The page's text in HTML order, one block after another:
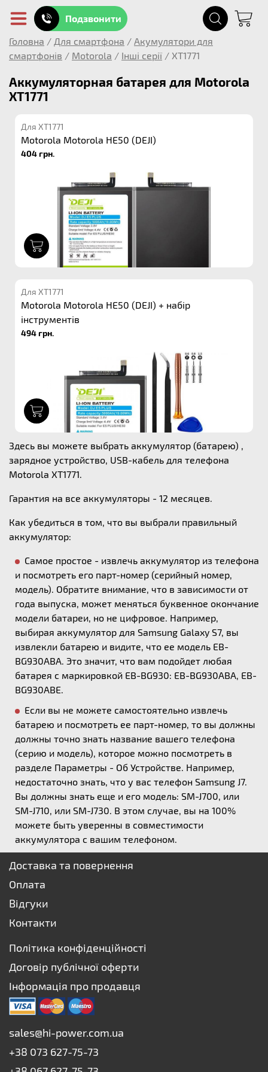
Подзвонити
Головна / Для смартфона / Акумулятори для
смартфонів / Motorola / Інші серії / XT1771
Аккумуляторная батарея для Motorola
XT1771
Для XT1771
Motorola Motorola HE50 (DEJI)
404 грн.
Для XT1771
Motorola Motorola HE50 (DEJI) + набір
інструментів
494 грн.
Здесь вы можете выбрать аккумулятор (батарею) ,
зарядное устройство, USB-кабель для телефона
Motorola XT1771.
Гарантия на все аккумуляторы - 12 месяцев.
Как убедиться в том, что вы выбрали правильный
аккумулятор:
Самое простое - извлечь аккумулятор из телефона
и посмотреть его парт-номер (серийный номер,
модель). Обратите внимание, что в зависимости от
года выпуска, может меняться буквенное окончание
модели батареи, но не цифровое. Например,
выбирая аккумулятор для Samsung Galaxy S7, вы
извлекли батарею и видите, что ее модель EB-
BG930ABA. Это значит, что вам подойдет любая
батарея с маркировкой EB-BG930: EB-BG930ABA, EB-
BG930ABE.
Если вы не можете самостоятельно извлечь
батарею и посмотреть ее парт-номер, то вы должны
должны точно знать название вашего телефона
(серию и модель), которое можно посмотреть в
разделе Параметры - Об Устройстве. Например,
недостаточно знать, что у вас телефон Samsung J7.
Вы должны знать еще и его модель: SM-J700, или
SM-J710, или SM-J730. В этом случае, вы на 100%
можете быть уверенны в совместимости
аккумулятора с вашим телефоном.
Доставка та повернення
Оплата
Відгуки
Контакти
Політика конфіденційності
Договір публічної оферти
Інформація про продавця
sales@hi-power.com.ua
+38 073 627-75-73